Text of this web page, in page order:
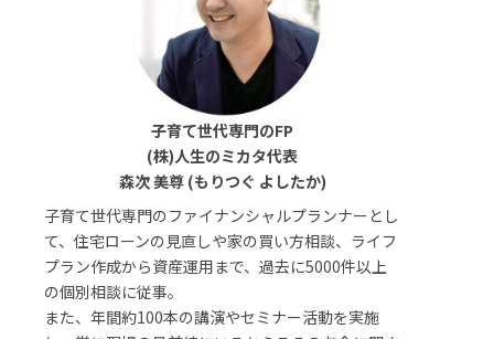
子育て世代専門のFP
(株)人生のミカタ代表
森次 美尊 (もりつぐ よしたか)
子育て世代専門のファイナンシャルプランナーとし
て、住宅ローンの見直しや家の買い方相談、ライフ
プラン作成から資産運用まで、過去に5000件以上
の個別相談に従事。
また、年間約100本の講演やセミナー活動を実施